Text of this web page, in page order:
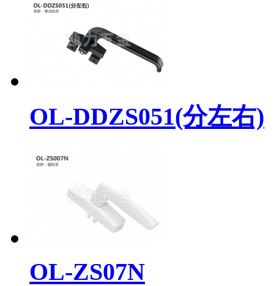
OL-DDZS051(分左右)
OL-ZS07N